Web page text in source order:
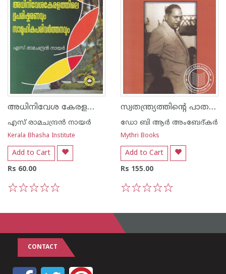
അധിനിവേശ കേരളത്തിലെ ഭൂപരിഷ്കരണവും സാമൂഹിക പരിവര്‍ത്തനവും
എസ് രാമചന്ദ്രന്‍ നായര്‍
Kerala Bhasha Institute
Add to Cart
Rs 60.00
സ്വതന്ത്ര്യത്തിന്റെ പാതയേത്
ഡോ ബി ആര്‍ അംബേദ്കര്‍
Mythri Books
Add to Cart
Rs 155.00
CONTACT